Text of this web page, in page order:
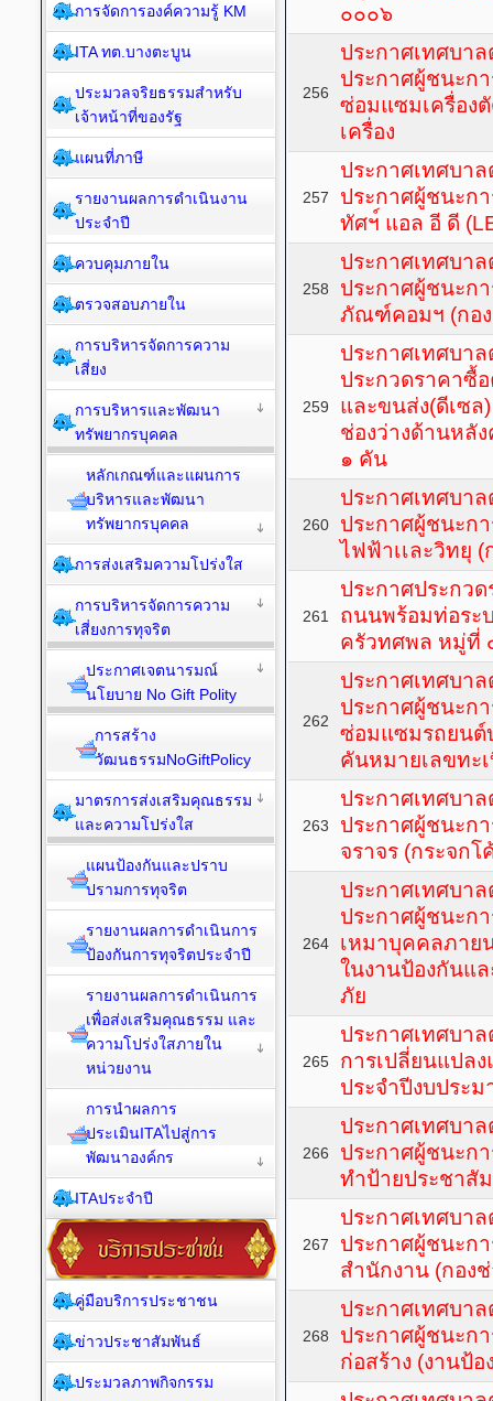
๐๐๐๖
256
ประกาศเทศบาล
ประกาศผู้ชนะก
ซ่อมแซมเครื่อง
เครื่อง
257
ประกาศเทศบาล
ประกาศผู้ชนะก
ทัศฯ์ แอล อี ดี
258
ประกาศเทศบาล
ประกาศผู้ชนะก
ภัณฑ์คอมฯ (กอง
259
ประกาศเทศบาล
ประกวดราคา
และขนส่ง(ดีเซ
ช่องว่างด้านหลั
๑ คัน
260
ประกาศเทศบาล
ประกาศผู้ชนะก
ไฟฟ้าเเละวิทยุ (
261
ประกาศประกว
ถนนพร้อมท่อระ
ครัวทศพล หมู่ที่
262
ประกาศเทศบาล
ประกาศผู้ชนะก
ซ่อมแซมรถยนต์
คันหมายเลขทะ
263
ประกาศเทศบาล
ประกาศผู้ชนะก
จราจร (กระจกโ
264
ประกาศเทศบาล
ประกาศผู้ชนะก
เหมาบุคคลภาย
ในงานป้องกันแ
ภัย
265
ประกาศเทศบาล
การเปลี่ยนแปล
ประจำปีงบประ
266
ประกาศเทศบาล
ประกาศผู้ชนะก
ทำป้ายประชาสั
267
ประกาศเทศบาล
ประกาศผู้ชนะก
สำนักงาน (กองช่
268
ประกาศเทศบาล
ประกาศผู้ชนะก
ก่อสร้าง (งานป้อ
การจัดการองค์ความรู้ KM
ITA ทต.บางตะบูน
ประมวลจริยธรรมสำหรับ
เจ้าหน้าที่ของรัฐ
แผนที่ภาษี
รายงานผลการดำเนินงาน
ประจำปี
ควบคุมภายใน
ตรวจสอบภายใน
การบริหารจัดการความ
เสี่ยง
การบริหารและพัฒนา
ทรัพยากรบุคคล
หลักเกณฑ์และแผนการ
บริหารและพัฒนา
ทรัพยากรบุคคล
การส่งเสริมความโปร่งใส
การบริหารจัดการความ
เสี่ยงการทุจริต
ประกาศเจตนารมณ์
นโยบาย No Gift Polity
การสร้าง
วัฒนธรรมNoGiftPolicy
มาตรการส่งเสริมคุณธรรม
และความโปร่งใส
แผนป้องกันและปราบ
ปรามการทุจริต
รายงานผลการดำเนินการ
ป้องกันการทุจริตประจำปี
รายงานผลการดำเนินการ
เพื่อส่งเสริมคุณธรรม และ
ความโปร่งใสภายใน
หน่วยงาน
การนำผลการ
ประเมินITAไปสู่การ
พัฒนาองค์กร
ITAประจำปี
คู่มือบริการประชาชน
ข่าวประชาสัมพันธ์
ประมวลภาพกิจกรรม